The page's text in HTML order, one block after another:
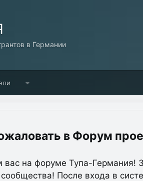
в Германии
Форум
вас на форуме Тупа-Германия!
После входа в